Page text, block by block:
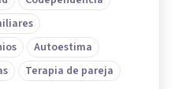
Autoestima
Terapia de pareja